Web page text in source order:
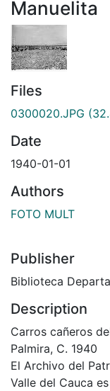
Manuelita
Files
0300020.JPG
Date
1940-01-01
Authors
FOTO MULT
Publisher
Biblioteca
Description
Carros cañeros
Palmira, C. 1940
El Archivo del
Valle del Cauca